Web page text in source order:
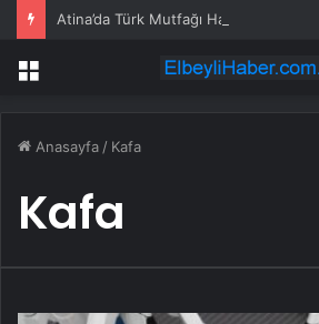
Atina’da Türk Mutfağı Haftası: Sofrada
Menü
Anasayfa / Kafa
Kafa